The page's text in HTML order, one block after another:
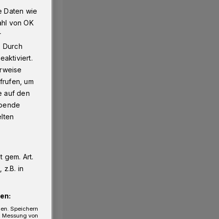
Daten wie
von OK
Durch
um
auf den
gem. Art.
z.B. in
Speichern
von